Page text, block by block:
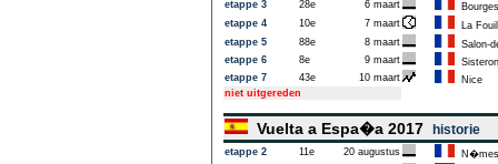
etappe 3
28e 6 maart
Bourges
etappe 4
10e 7 maart
La
etappe 5
88e 8 maart
Salon-
etappe 6
8e 9 maart
Sisteron
etappe 7
43e 10 maart
Nice
niet uitgereden
Vuelta a Espa�a 2017 historie
etappe 2 11e 20 augustus
N�mes